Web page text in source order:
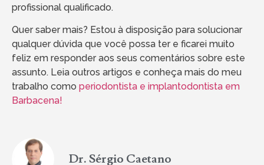
profissional qualificado.
Quer saber mais? Estou à disposição para solucionar
qualquer dúvida que você possa ter e ficarei muito
feliz em responder aos seus comentários sobre este
assunto. Leia outros artigos e conheça mais do meu
trabalho como periodontista e implantodontista em
Barbacena!
Dr. Sérgio Caetano